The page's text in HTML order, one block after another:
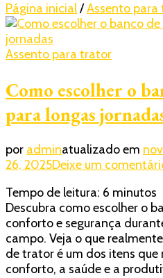
Página inicial/Assento
Assento para trator
Como escolher o
para longas
por adminatualizado em
26, 2025Deixe um
Tempo de leitura: 6 minutos
Descubra como escolher o
conforto e segurança
campo. Veja o que
de trator é um dos itens
conforto, a saúde e a